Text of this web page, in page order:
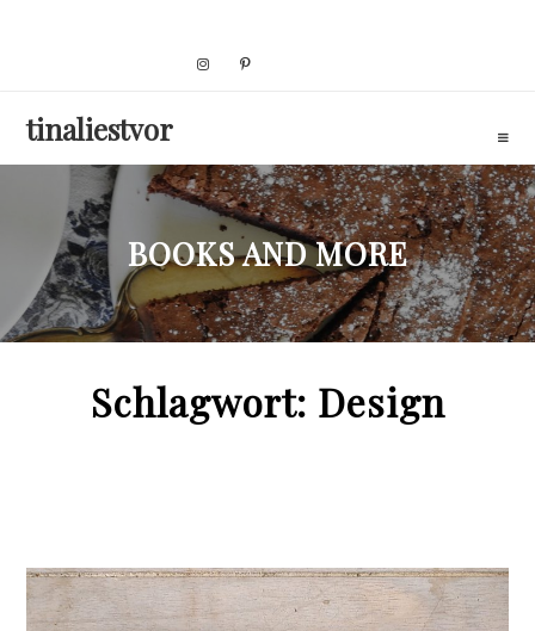
tinaliestvor
BOOKS AND MORE
Schlagwort: Design